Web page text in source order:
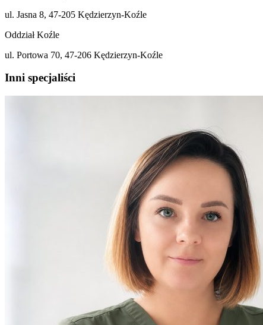
ul. Jasna 8, 47-205 Kędzierzyn-Koźle
Oddział Koźle
ul. Portowa 70, 47-206 Kędzierzyn-Koźle
Inni specjaliści